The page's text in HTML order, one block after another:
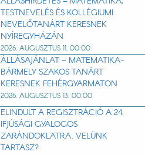
TESTNEVELÉS ÉS KOLLÉGIUMI
NEVELŐTANÁRT KERESNEK
NYÍREGYHÁZÁN
2026. AUGUSZTUS 11. 00:00
ÁLLÁSAJÁNLAT – MATEMATIKA-
BÁRMELY SZAKOS TANÁRT
KERESNEK FEHÉRGYARMATON
2026. AUGUSZTUS 13. 00:00
ELINDULT A REGISZTRÁCIÓ A 24.
IFJÚSÁGI GYALOGOS
ZARÁNDOKLATRA. VELÜNK
TARTASZ?